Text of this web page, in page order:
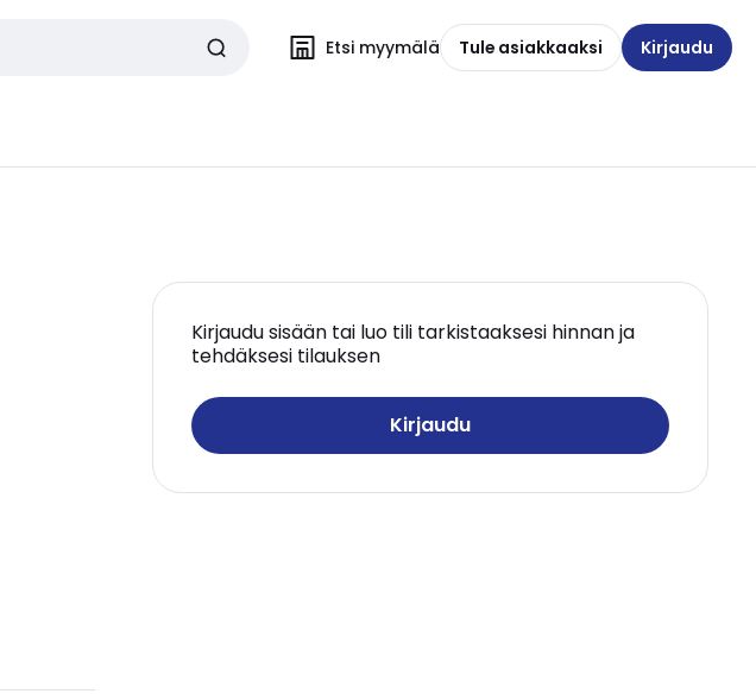
Etsi myymälä Tule asiakkaaksi Kirjaudu
Kirjaudu sisään tai luo tili tarkistaaksesi hinnan ja
tehdäksesi tilauksen
Kirjaudu